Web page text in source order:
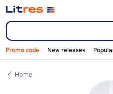
Promo code New releases
Home
Слайдер с книгами
Слайдер с книгами